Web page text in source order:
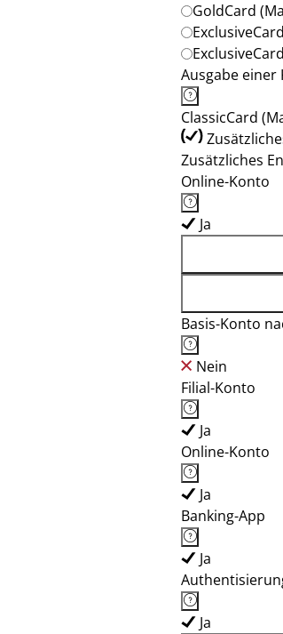
GoldCard
Ausgabe einer
ClassicCard
Zusätzliches
Online-Konto
Ja
Basis-Konto
Nein
Filial-Konto
Ja
Online-Konto
Ja
Banking-App
Ja
Ja